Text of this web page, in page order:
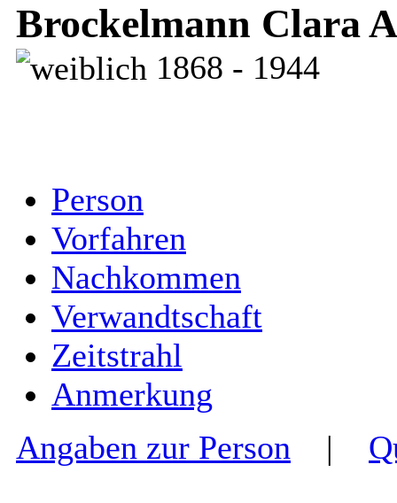
Brockelmann Clara
1868 - 1944
Person
Vorfahren
Nachkommen
Verwandtschaft
Zeitstrahl
Anmerkung
Angaben zur Person |